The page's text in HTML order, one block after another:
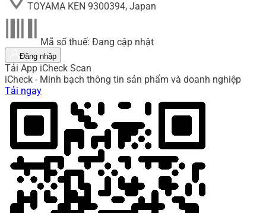
TOYAMA KEN 9300394, Japan
Mã số thuế: Đang cập nhật
Đăng nhập
Tải App iCheck Scan
iCheck - Minh bạch thông tin sản phẩm và doanh nghiệp
Tải ngay